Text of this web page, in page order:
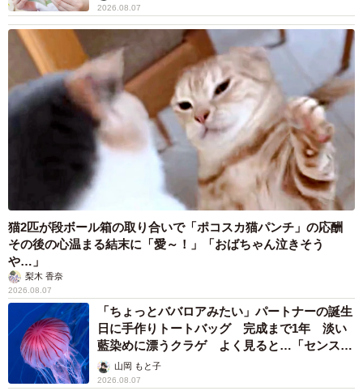
2026.08.07
猫2匹が段ボール箱の取り合いで「ポコスカ猫パンチ」の応酬
その後の心温まる結末に「愛～！」「おばちゃん泣きそう
や…」
梨木 香奈
2026.08.07
「ちょっとババロアみたい」パートナーの誕生
日に手作りトートバッグ 完成まで1年 淡い
藍染めに漂うクラゲ よく見ると…「センスす
ごい」山岡 もと子
2026.08.07